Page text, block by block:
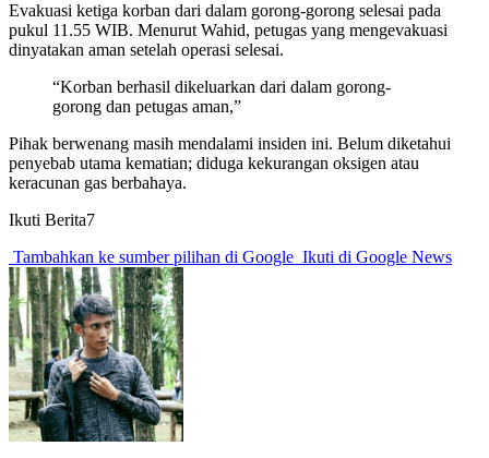
Evakuasi ketiga korban dari dalam gorong-gorong selesai pada
pukul 11.55 WIB. Menurut Wahid, petugas yang mengevakuasi
dinyatakan aman setelah operasi selesai.
“Korban berhasil dikeluarkan dari dalam gorong-
gorong dan petugas aman,”
Pihak berwenang masih mendalami insiden ini. Belum diketahui
penyebab utama kematian; diduga kekurangan oksigen atau
keracunan gas berbahaya.
Ikuti Berita7
Tambahkan ke sumber pilihan di Google Ikuti di Google News